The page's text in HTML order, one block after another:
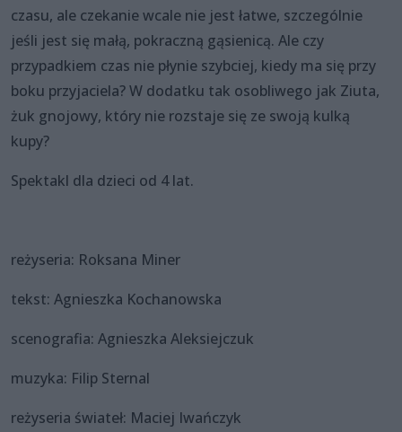
czasu, ale czekanie wcale nie jest łatwe, szczególnie
jeśli jest się małą, pokraczną gąsienicą. Ale czy
przypadkiem czas nie płynie szybciej, kiedy ma się przy
boku przyjaciela? W dodatku tak osobliwego jak Ziuta,
żuk gnojowy, który nie rozstaje się ze swoją kulką
kupy?
Spektakl dla dzieci od 4 lat.
reżyseria: Roksana Miner
tekst: Agnieszka Kochanowska
scenografia: Agnieszka Aleksiejczuk
muzyka: Filip Sternal
reżyseria świateł: Maciej Iwańczyk